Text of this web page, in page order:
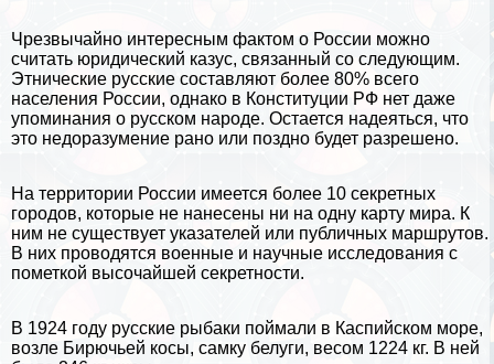
Чрезвычайно интересным фактом о России можно
считать юридический казус, связанный со следующим.
Этнические русские составляют более 80% всего
населения России, однако в Конституции РФ нет даже
упоминания о русском народе. Остается надеяться, что
это недоразумение рано или поздно будет разрешено.
На территории России имеется более 10 секретных
городов, которые не нанесены ни на одну карту мира. К
ним не существует указателей или публичных маршрутов.
В них проводятся военные и научные исследования с
пометкой высочайшей секретности.
В 1924 году русские рыбаки поймали в Каспийском море,
возле Бирючьей косы, самку белуги, весом 1224 кг. В ней